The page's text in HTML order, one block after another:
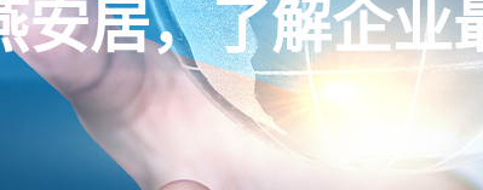
安居，了解企业